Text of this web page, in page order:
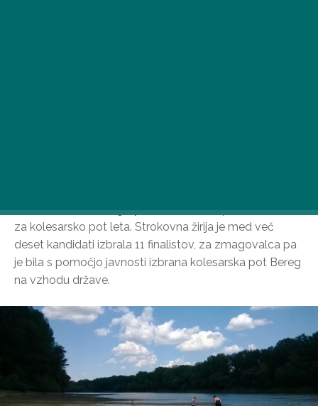
Društvo Active Hungary je tudi letos razpisalo natečaj
za kolesarsko pot leta. Strokovna žirija je med več
deset kandidati izbrala 11 finalistov, za zmagovalca pa
je bila s pomočjo javnosti izbrana kolesarska pot Bereg
na vzhodu države.